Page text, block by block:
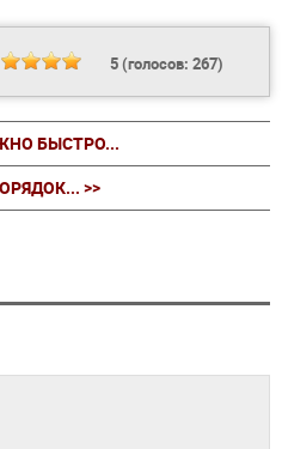
5(голосов: 267)
БЫСТРО...
>>